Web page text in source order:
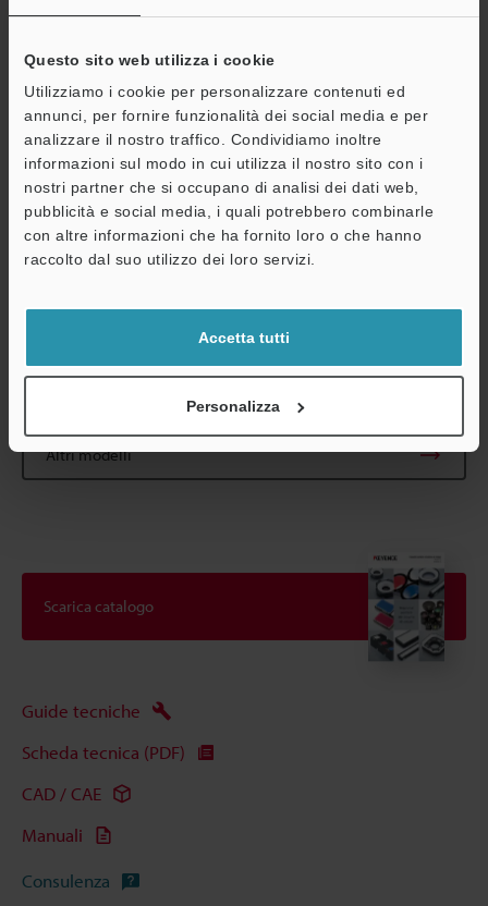
Questo sito web utilizza i cookie
Utilizziamo i cookie per personalizzare contenuti ed
annunci, per fornire funzionalità dei social media e per
analizzare il nostro traffico. Condividiamo inoltre
informazioni sul modo in cui utilizza il nostro sito con i
nostri partner che si occupano di analisi dei dati web,
pubblicità e social media, i quali potrebbero combinarle
con altre informazioni che ha fornito loro o che hanno
raccolto dal suo utilizzo dei loro servizi.
Accetta tutti
Personalizza
*2WD indica la distanza dalla punta dell'obiettivo al pezzo. Se si
*3La profondità di campo è un valore teorico calcolato con un F-
stop di 16 e un cerchio di minima confusione di 40 µm.
Questo varia in base all'F-stop.
*4 La risoluzione in pixel è il campo visivo per pixel. Questo varia
a seconda della telecamera utilizzata.
US = Dimensioni della cella unitaria (dimensioni di 1 pixel)
A seconda dell'ingrandimento ottico, è inoltre possibile utilizzare
la Serie CA-LMHR a valori di risoluzione in pixel diversi da quelli
qui indicati.
lunghezza d'onda inferiore a 550 nm.
Altri modelli
Scarica catalogo
Guide tecniche
Scheda tecnica (PDF)
CAD / CAE
Manuali
Consulenza